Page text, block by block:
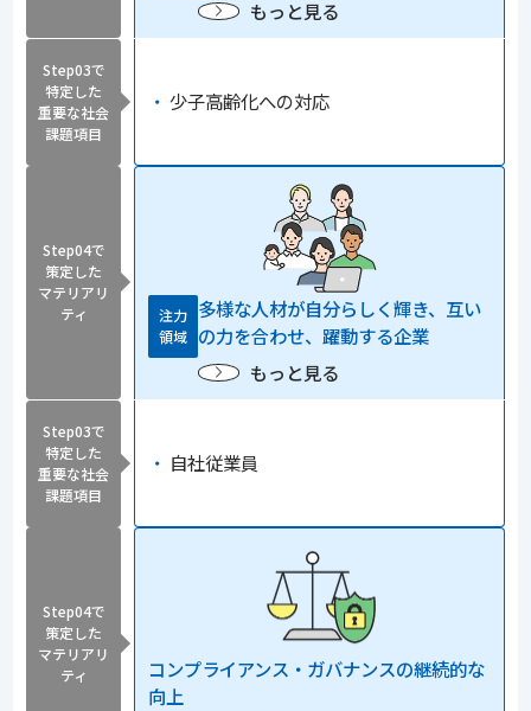
もっと見る
Step03で
特定した
重要な社会
課題項目
少子高齢化への対応
Step04で
策定した
マテリアリ
ティ
注力
領域
多様な人材が自分らしく輝き、 互い
の力を合わせ、躍動する企業
もっと見る
Step03で
特定した
重要な社会
課題項目
自社従業員
Step04で
策定した
マテリアリ
ティ
コンプライアンス・ガバナンスの継続的な
向上